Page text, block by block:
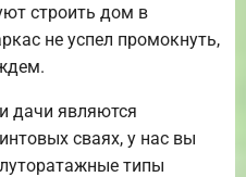
строить дом в
не успел промокнуть,
дачи являются
сваях, у нас вы
типы